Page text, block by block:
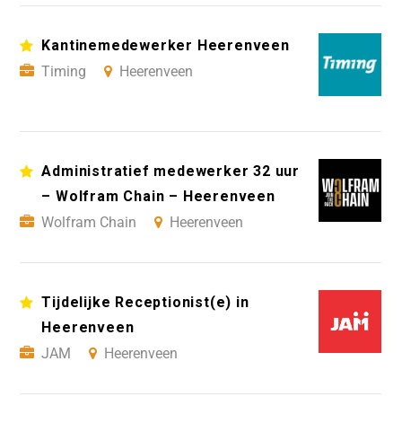
Kantinemedewerker Heerenveen
Timing
Heerenveen
Administratief medewerker 32 uur
– Wolfram Chain – Heerenveen
Wolfram Chain
Heerenveen
Tijdelijke Receptionist(e) in
Heerenveen
JAM
Heerenveen